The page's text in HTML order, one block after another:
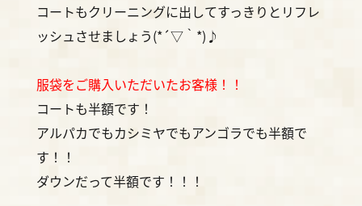
コートもクリーニングに出してすっきりとリフレ
ッシュさせましょう(*´▽｀*)♪
服袋をご購入いただいたお客様！！
コートも半額です！
アルパカでもカシミヤでもアンゴラでも半額で
す！！
ダウンだって半額です！！！